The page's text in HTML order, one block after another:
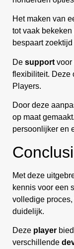
Het maken van
tot vaak bekeken
bespaart
De support voor
flexibiliteit. Deze
Players.
Door deze
op maat
persoonlijker en
Met deze
kennis voor een
volledige
duidelijk.
Deze player
verschillende